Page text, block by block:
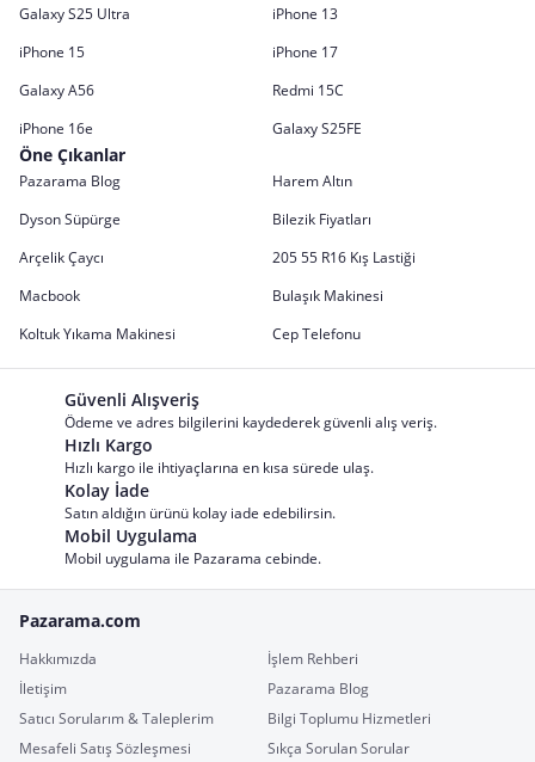
Galaxy S25 Ultra
iPhone 13
iPhone 15
iPhone 17
Galaxy A56
Redmi 15C
iPhone 16e
Galaxy S25FE
Öne Çıkanlar
Pazarama Blog
Harem Altın
Dyson Süpürge
Bilezik Fiyatları
Arçelik Çaycı
205 55 R16 Kış Lastiği
Macbook
Bulaşık Makinesi
Koltuk Yıkama Makinesi
Cep Telefonu
Güvenli Alışveriş
Ödeme ve adres bilgilerini kaydederek güvenli alış veriş.
Hızlı Kargo
Hızlı kargo ile ihtiyaçlarına en kısa sürede ulaş.
Kolay İade
Satın aldığın ürünü kolay iade edebilirsin.
Mobil Uygulama
Mobil uygulama ile Pazarama cebinde.
Pazarama.com
Hakkımızda
İşlem Rehberi
İletişim
Pazarama Blog
Satıcı Sorularım & Taleplerim
Bilgi Toplumu Hizmetleri
Mesafeli Satış Sözleşmesi
Sıkça Sorulan Sorular